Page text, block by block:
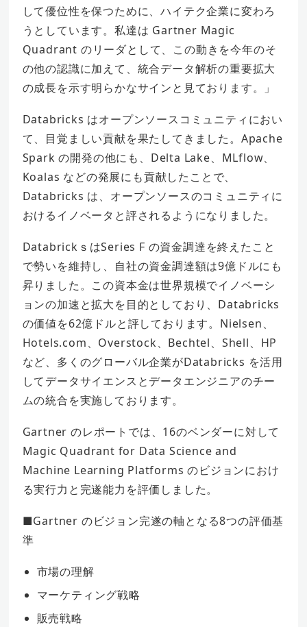
して優位性を保つために、ハイテク企業に変わろ
うとしています。私達は Gartner Magic
Quadrant のリーダとして、この動きを今年のそ
の他の認識に加えて、統合データ解析の重要拡大
の成長を示す明らかなサインと見ております。」
Databricks はオープンソースコミュニティにおい
て、目覚ましい貢献を果たしてきました。Apache
Spark の開発の他にも、Delta Lake、MLflow、
Koalas などの発展にも貢献したことで、
Databricks は、オープンソースのコミュニティに
おけるイノベータと評されるようになりました。
DatabrickｓはSeries F の資金調達を終えたこと
で勢いを維持し、自社の資金調達額は9億ドルにも
昇りました。この資本金は世界規模でイノベーシ
ョンの加速と拡大を目的としており、Databricks
の価値を62億ドルと評しております。Nielsen、
Hotels.com、Overstock、Bechtel、Shell、HP
など、多くのグローバル企業がDatabricks を活用
してデータサイエンスとデータエンジニアのチー
ムの統合を実施しております。
Gartner のレポートでは、16のベンダーに対して
Magic Quadrant for Data Science and
Machine Learning Platforms のビジョンにおけ
る実行力と完遂能力を評価しました。
■Gartner のビジョン完遂の軸となる8つの評価基
準
市場の理解
マーケティング戦略
販売戦略